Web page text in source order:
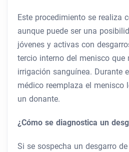
Este procedimiento se realiza
aunque puede ser una
jóvenes y activas con
tercio interno del menisco que
irrigación sanguínea. Durante
médico reemplaza el menisco
un donante.
¿Cómo se diagnostica un
Si se sospecha un desgarro